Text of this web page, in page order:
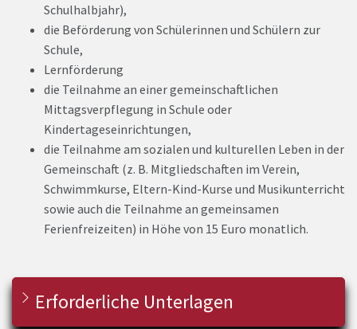
Schulhalbjahr),
die Beförderung von Schülerinnen und Schülern zur
Schule,
Lernförderung
die Teilnahme an einer gemeinschaftlichen
Mittagsverpflegung in Schule oder
Kindertageseinrichtungen,
die Teilnahme am sozialen und kulturellen Leben in der
Gemeinschaft (z. B. Mitgliedschaften im Verein,
Schwimmkurse, Eltern-Kind-Kurse und Musikunterricht
sowie auch die Teilnahme an gemeinsamen
Ferienfreizeiten) in Höhe von 15 Euro monatlich.
Erforderliche Unterlagen